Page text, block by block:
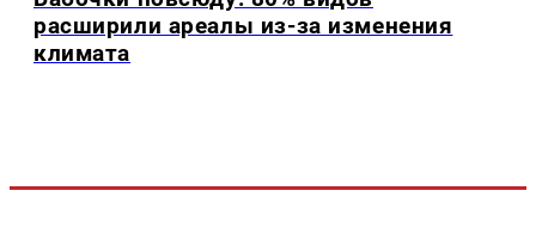
расширили ареалы из-за изменения
климата